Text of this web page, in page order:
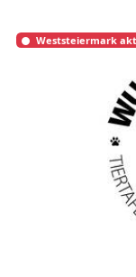
Weststeiermark